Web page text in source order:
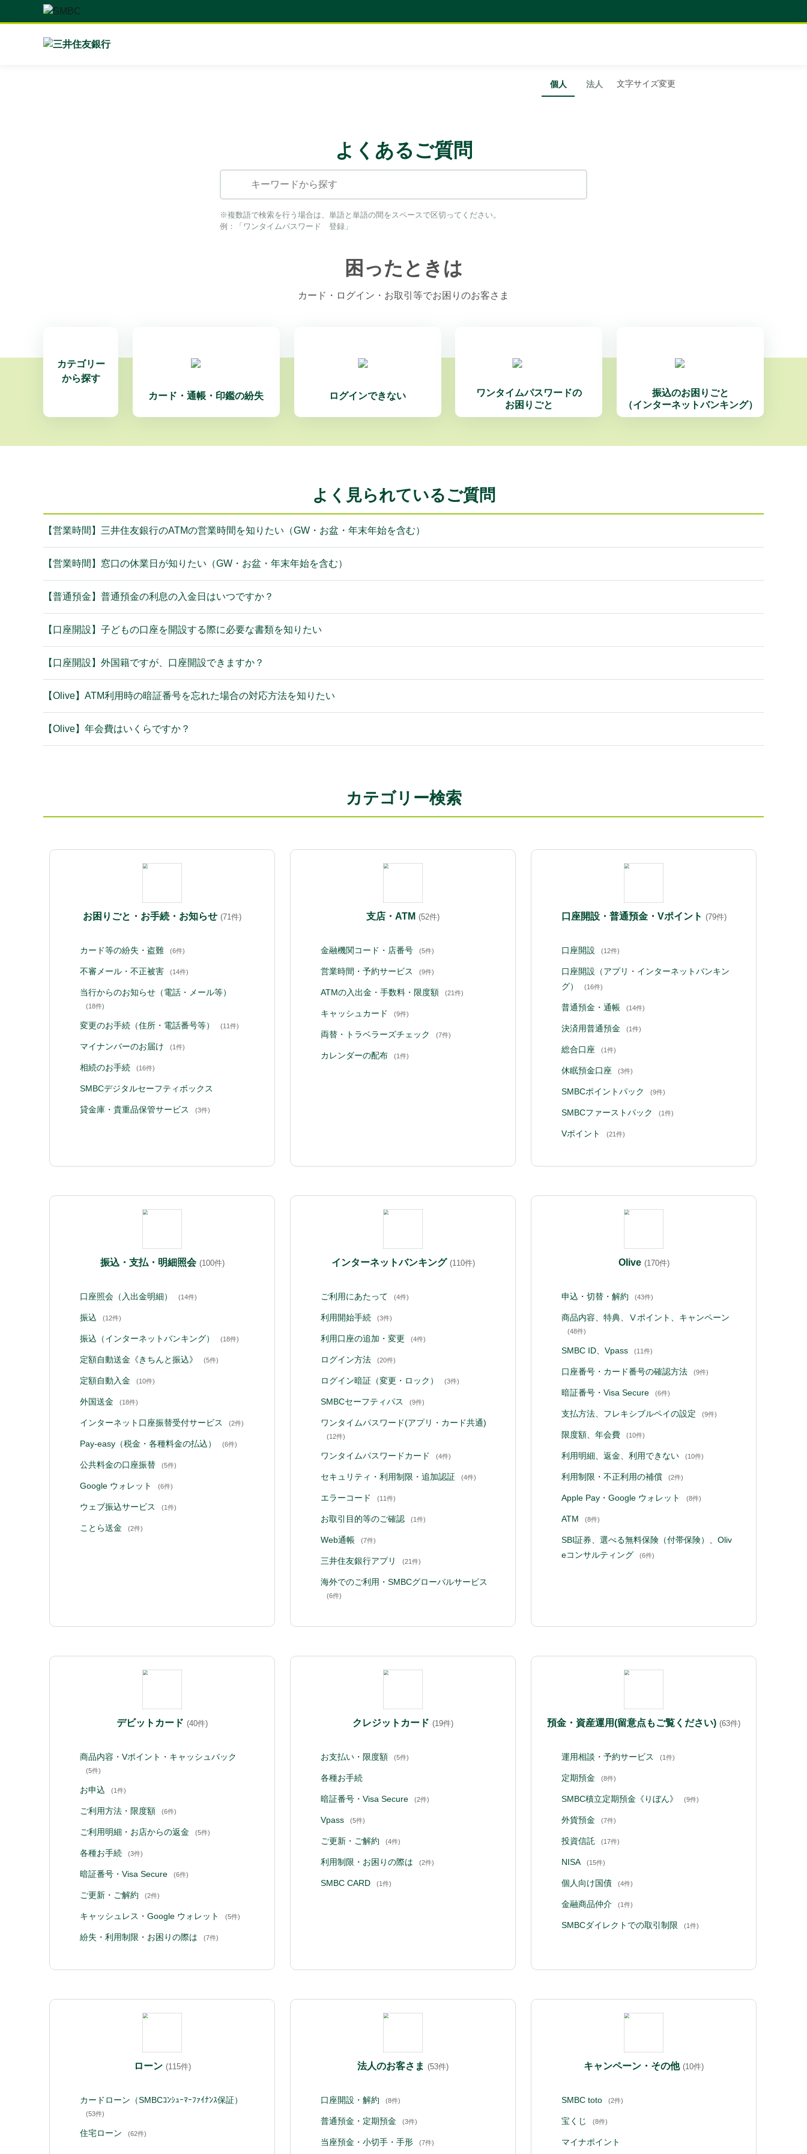
個人 法人 文字サイズ変更
よくあるご質問
※複数語で検索を行う場合は、単語と単語の間をスペースで区切ってください。
例：「ワンタイムパスワード 登録」
困ったときは
カード・ログイン・お取引等でお困りのお客さま
カテゴリー
から探す
カード・通帳・印鑑の紛失
ログインできない
ワンタイムパスワードの
お困りごと
振込のお困りごと
（インターネットバンキング）
よく見られているご質問
【営業時間】三井住友銀行のATMの営業時間を知りたい（GW・お盆・年末年始を含む）
【営業時間】窓口の休業日が知りたい（GW・お盆・年末年始を含む）
【普通預金】普通預金の利息の入金日はいつですか？
【口座開設】子どもの口座を開設する際に必要な書類を知りたい
【口座開設】外国籍ですが、口座開設できますか？
【Olive】ATM利用時の暗証番号を忘れた場合の対応方法を知りたい
【Olive】年会費はいくらですか？
カテゴリー検索
お困りごと・お手続・お知らせ (71件)
カード等の紛失・盗難 (6件)
不審メール・不正被害 (14件)
当行からのお知らせ（電話・メール等）
(18件)
変更のお手続（住所・電話番号等） (11件)
マイナンバーのお届け (1件)
相続のお手続 (16件)
SMBCデジタルセーフティボックス
貸金庫・貴重品保管サービス (3件)
支店・ATM (52件)
金融機関コード・店番号 (5件)
営業時間・予約サービス (9件)
ATMの入出金・手数料・限度額 (21件)
キャッシュカード (9件)
両替・トラベラーズチェック (7件)
カレンダーの配布 (1件)
口座開設・普通預金・Vポイント (79件)
口座開設 (12件)
口座開設（アプリ・インターネットバンキン
グ）
(16件)
普通預金・通帳 (14件)
決済用普通預金 (1件)
総合口座 (1件)
休眠預金口座 (3件)
SMBCポイントパック (9件)
SMBCファーストパック (1件)
Vポイント (21件)
振込・支払・明細照会 (100件)
口座照会（入出金明細） (14件)
振込 (12件)
振込（インターネットバンキング） (18件)
定額自動送金《きちんと振込》 (5件)
定額自動入金 (10件)
外国送金 (18件)
インターネット口座振替受付サービス (2件)
Pay-easy（税金・各種料金の払込） (6件)
公共料金の口座振替 (5件)
Google ウォレット (6件)
ウェブ振込サービス (1件)
ことら送金 (2件)
インターネットバンキング (110件)
ご利用にあたって (4件)
利用開始手続 (3件)
利用口座の追加・変更 (4件)
ログイン方法 (20件)
ログイン暗証（変更・ロック） (3件)
SMBCセーフティパス (9件)
ワンタイムパスワード(アプリ・カード共通)
(12件)
ワンタイムパスワードカード (4件)
セキュリティ・利用制限・追加認証 (4件)
エラーコード (11件)
お取引目的等のご確認 (1件)
Web通帳 (7件)
三井住友銀行アプリ (21件)
海外でのご利用・SMBCグローバルサービス
(6件)
Olive (170件)
申込・切替・解約 (43件)
商品内容、特典、Ⅴポイント、キャンペーン
(48件)
SMBC ID、Vpass (11件)
口座番号・カード番号の確認方法 (9件)
暗証番号・Visa Secure (6件)
支払方法、フレキシブルペイの設定 (9件)
限度額、年会費 (10件)
利用明細、返金、利用できない (10件)
利用制限・不正利用の補償 (2件)
Apple Pay・Google ウォレット (8件)
ATM (8件)
SBI証券、選べる無料保険（付帯保険）、Oliv
eコンサルティング
(6件)
デビットカード (40件)
商品内容・Vポイント・キャッシュバック
(5件)
お申込 (1件)
ご利用方法・限度額 (6件)
ご利用明細・お店からの返金 (5件)
各種お手続 (3件)
暗証番号・Visa Secure (6件)
ご更新・ご解約 (2件)
キャッシュレス・Google ウォレット (5件)
紛失・利用制限・お困りの際は (7件)
クレジットカード (19件)
お支払い・限度額 (5件)
各種お手続
暗証番号・Visa Secure (2件)
Vpass (5件)
ご更新・ご解約 (4件)
利用制限・お困りの際は (2件)
SMBC CARD (1件)
預金・資産運用(留意点もご覧ください) (63件)
運用相談・予約サービス (1件)
定期預金 (8件)
SMBC積立定期預金《りぼん》 (9件)
外貨預金 (7件)
投資信託 (17件)
NISA (15件)
個人向け国債 (4件)
金融商品仲介 (1件)
SMBCダイレクトでの取引制限 (1件)
ローン (115件)
カードローン（SMBCｺﾝｼｭｰﾏｰﾌｧｲﾅﾝｽ保証）
(53件)
住宅ローン (62件)
法人のお客さま (53件)
口座開設・解約 (8件)
普通預金・定期預金 (3件)
当座預金・小切手・手形 (7件)
キャンペーン・その他 (10件)
SMBC toto (2件)
宝くじ (8件)
マイナポイント